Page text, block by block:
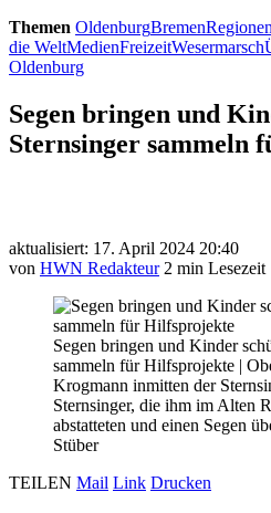
Themen OldenburgBremenRegionen
die WeltMedienFreizeitWesermarsch
Oldenburg
Segen bringen und
Sternsinger sammeln
aktualisiert: 17. April 2024 20:40
von HWN Redakteur 2 min Lesezeit
Segen bringen und Kinder
sammeln für Hilfsprojekte |
Krogmann inmitten der
Sternsinger, die ihm im Alten
abstatteten und einen Segen
Stüber
TEILEN Mail Link Drucken